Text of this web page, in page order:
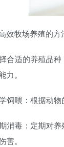
效牧场养殖的方
合适的养殖品
力。
饲喂：根据动
消毒：定期对
害。